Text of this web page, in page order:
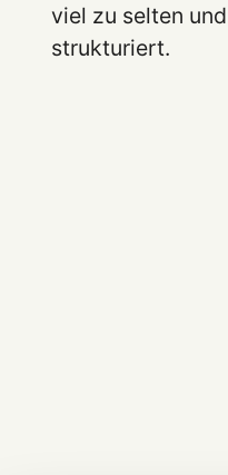
viel zu selten
strukturiert.